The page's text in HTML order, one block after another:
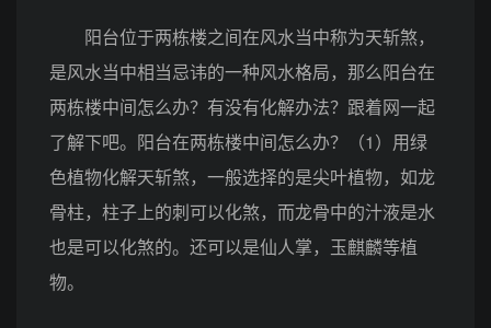
阳台位于两栋楼之间在风水当中称为天斩煞，
是风水当中相当忌讳的一种风水格局，那么阳台在
两栋楼中间怎么办？有没有化解办法？跟着网一起
了解下吧。阳台在两栋楼中间怎么办？（1）用绿
色植物化解天斩煞，一般选择的是尖叶植物，如龙
骨柱，柱子上的刺可以化煞，而龙骨中的汁液是水
也是可以化煞的。还可以是仙人掌，玉麒麟等植
物。